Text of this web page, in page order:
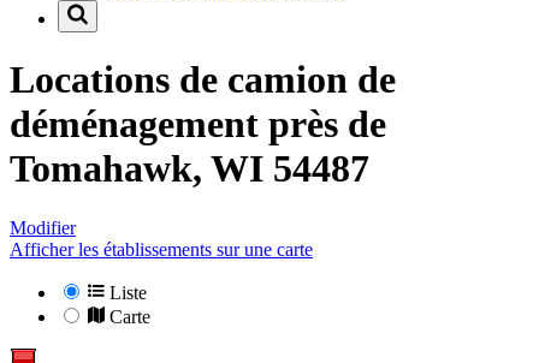
Locations de camion de
déménagement près de
Tomahawk, WI 54487
Modifier
Afficher les établissements sur une carte
Liste
Carte